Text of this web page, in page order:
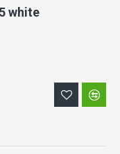
white